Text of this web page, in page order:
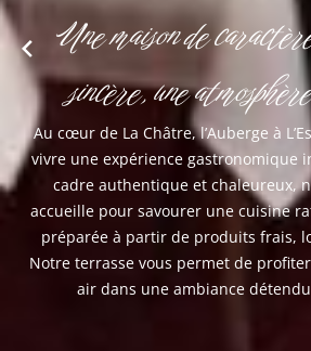
Une maison de
sincère, une
Au cœur de La Châtre, l’Auberge à
vivre une expérience gastronomique
cadre authentique et chaleureux,
accueille pour savourer une cuisine
préparée à partir de produits frais,
Notre terrasse vous permet de
air dans une ambiance